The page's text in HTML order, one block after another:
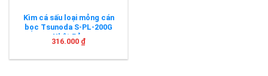
Kìm cá sấu loại mỏng cán
bọc Tsunoda S-PL-200G
Nhật Bản
316.000 ₫